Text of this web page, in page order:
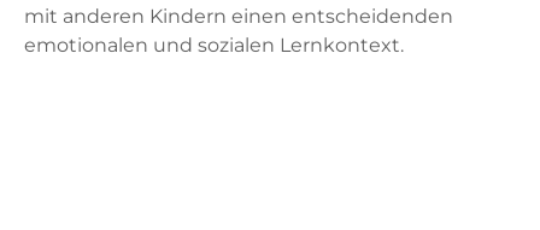
mit anderen Kindern einen entscheidenden
emotionalen und sozialen Lernkontext.